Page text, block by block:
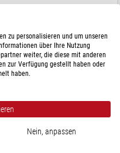
in3-7 Tagen
Endurance OLED 1500
zu personalisieren und um unseren
über Ihre Nutzung
weiter, die diese mit anderen
zur Verfügung gestellt haben oder
haben.
Nein, anpassen